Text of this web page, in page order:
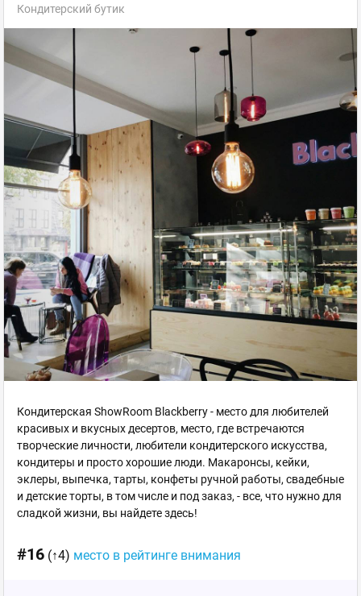
Кондитерский бутик
Кондитерская ShowRoom Blackberry - место для любителей
красивых и вкусных десертов, место, где встречаются
творческие личности, любители кондитерского искусства,
кондитеры и просто хорошие люди. Макаронсы, кейки,
эклеры, выпечка, тарты, конфеты ручной работы, свадебные
и детские торты, в том числе и под заказ, - все, что нужно для
сладкой жизни, вы найдете здесь!
#16 (↑4) место в рейтинге внимания